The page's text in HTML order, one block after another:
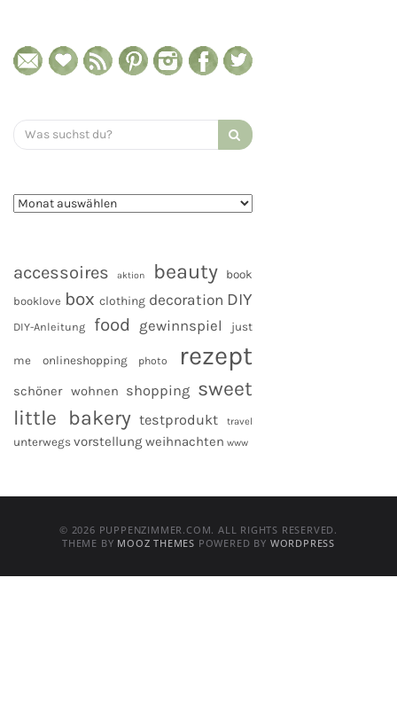
Search
for:
accessoires aktion beauty
book
booklove box clothing decoration DIY
DIY-Anleitung food gewinnspiel just
me onlineshopping photo rezept
schöner wohnen shopping sweet
little bakery testprodukt travel
unterwegs vorstellung weihnachten www
© 2026 PUPPENZIMMER.COM. ALL RIGHTS RESERVED.
THEME BY MOOZ THEMES POWERED BY WORDPRESS